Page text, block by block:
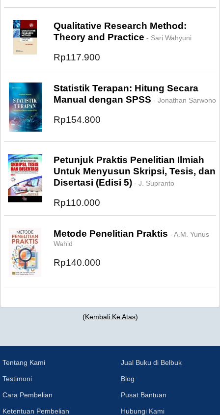
Qualitative Research Method:
Theory and Practice - Sari Wahyuni
Rp117.900
Statistik Terapan: Hitung Secara
Manual dengan SPSS - Jonathan Sarwono
Rp154.800
Petunjuk Praktis Penelitian Ilmiah
Untuk Menyusun Skripsi, Tesis, dan
Disertasi (Edisi 5) - J. Supranto
Rp110.000
Metode Penelitian Praktis - A.M. Yunus
Wahid
Rp140.000
(Kembali Ke Atas)
Tentang Kami
Testimoni
Cara Pembelian
Ketentuan Pembelian
Jual Buku di Belbuk
Blog
Pusat Bantuan
Hubungi Kami